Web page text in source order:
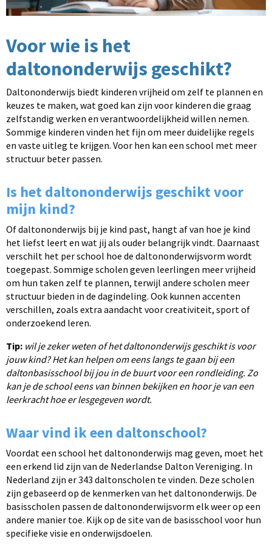
Voor wie is het
daltononderwijs geschikt?
Daltononderwijs biedt kinderen vrijheid om zelf te plannen en
keuzes te maken, wat goed kan zijn voor kinderen die graag
zelfstandig werken en verantwoordelijkheid willen nemen.
Sommige kinderen vinden het fijn om meer duidelijke regels
en vaste uitleg te krijgen. Voor hen kan een school met meer
structuur beter passen.
Is het daltononderwijs geschikt voor
mijn kind?
Of daltononderwijs bij je kind past, hangt af van hoe je kind
het liefst leert en wat jij als ouder belangrijk vindt. Daarnaast
verschilt het per school hoe de daltononderwijsvorm wordt
toegepast. Sommige scholen geven leerlingen meer vrijheid
om hun taken zelf te plannen, terwijl andere scholen meer
structuur bieden in de dagindeling. Ook kunnen accenten
verschillen, zoals extra aandacht voor creativiteit, sport of
onderzoekend leren.
Tip: wil je zeker weten of het daltononderwijs geschikt is voor
jouw kind? Het kan helpen om eens langs te gaan bij een
daltonbasisschool bij jou in de buurt voor een rondleiding. Zo
kan je de school eens van binnen bekijken en hoor je van een
leerkracht hoe er lesgegeven wordt.
Waar vind ik een daltonschool?
Voordat een school het daltononderwijs mag geven, moet het
een erkend lid zijn van de Nederlandse Dalton Vereniging. In
Nederland zijn er 343 daltonscholen te vinden. Deze scholen
zijn gebaseerd op de kenmerken van het daltononderwijs. De
basisscholen passen de daltononderwijsvorm elk weer op een
andere manier toe. Kijk op de site van de basisschool voor hun
specifieke visie en onderwijsdoelen.